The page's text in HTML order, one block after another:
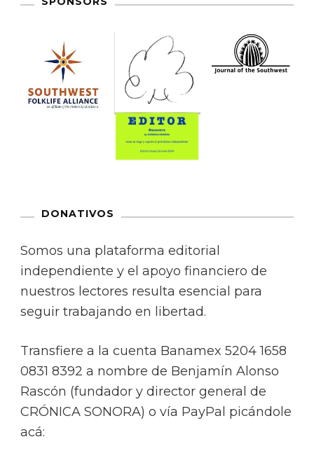
DONATIVOS
Somos una plataforma editorial
independiente y el apoyo financiero de
nuestros lectores resulta esencial para
seguir trabajando en libertad.
Transfiere a la cuenta Banamex 5204 1658
0831 8392 a nombre de Benjamín Alonso
Rascón (fundador y director general de
CRÓNICA SONORA) o vía PayPal picándole
acá: